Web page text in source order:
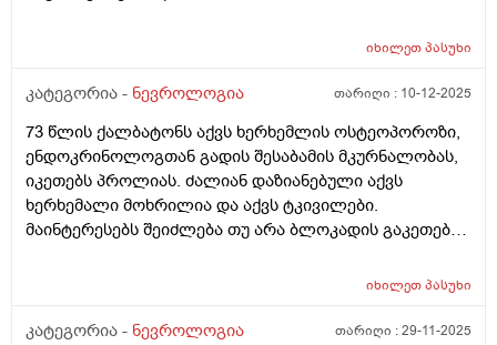
იხილეთპასუხი
კატეგორია - ნევროლოგია თარიღი : 10-12-2025
73 წლის ქალბატონს აქვს ხერხემლის ოსტეოპოროზი,
ენდოკრინოლოგთან გადის შესაბამის მკურნალობას,
იკეთებს პროლიას. ძალიან დაზიანებული აქვს
ხერხემალი მოხრილია და აქვს ტკივილები.
მაინტერესებს შეიძლება თუ არა ბლოკადის გაკეთება
იხილეთპასუხი
კატეგორია - ნევროლოგია თარიღი :29-11-2025